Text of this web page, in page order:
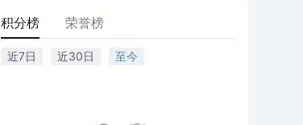
积分榜 荣誉榜
近7日 近30日 至今